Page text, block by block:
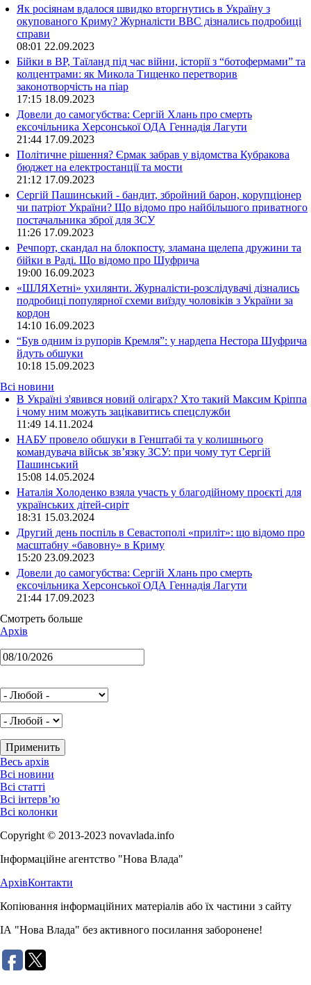
Як росіянам вдалося швидко вторгнутись в Україну з
окупованого Криму? Журналісти ВВС дізнались подробиці
справи
08:01 22.09.2023
Бійки в ВР, Таїланд під час війни, історії з “ботофермами” та
колцентрами: як Микола Тищенко перетворив
законотворчість на піар
17:15 18.09.2023
Довели до самогубства: Сергій Хлань про смерть
ексочільника Херсонської ОДА Геннадія Лагути
21:44 17.09.2023
Політичне рішення? Єрмак забрав у відомства Кубракова
бюджет на електростанції та мости
21:12 17.09.2023
Сергій Пашинський - бандит, збройний барон, корупціонер
чи патріот України? Що відомо про найбільшого приватного
постачальника зброї для ЗСУ
11:26 17.09.2023
Речпорт, скандал на блокпосту, зламана щелепа дружини та
бійки в Раді. Що відомо про Шуфрича
19:00 16.09.2023
«ШЛЯХетні» ухилянти. Журналісти-розслідувачі дізнались
подробиці популярної схеми виїзду чоловіків з України за
кордон
14:10 16.09.2023
“Був одним із рупорів Кремля”: у нардепа Нестора Шуфрича
йдуть обшуки
10:18 15.09.2023
Всі новини
В Україні з'явився новий олігарх? Хто такий Максим Кріппа
і чому ним можуть зацікавитись спецслужби
11:49 14.11.2024
НАБУ провело обшуки в Генштабі та у колишнього
командувача військ зв’язку ЗСУ: при чому тут Сергій
Пашинський
15:08 14.05.2024
Наталія Холоденко взяла участь у благодійному проєкті для
українських дітей-сиріт
18:31 15.03.2024
Другий день поспіль в Севастополі «приліт»: що відомо про
масштабну «бавовну» в Криму
15:20 23.09.2023
Довели до самогубства: Сергій Хлань про смерть
ексочільника Херсонської ОДА Геннадія Лагути
21:44 17.09.2023
Смотреть больше
Архів
Весь архів
Всі новини
Всі статті
Всі інтерв’ю
Всі колонки
Copyright © 2013-2023 novavlada.info
Інформаційне агентство "Нова Влада"
АрхівКонтакти
Копіювання інформаційних матеріалів або їх частини з сайту
ІА "Нова Влада" без активного посилання заборонене!